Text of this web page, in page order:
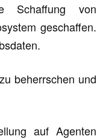
Schaffung von
geschaffen.
beherrschen und
auf Agenten